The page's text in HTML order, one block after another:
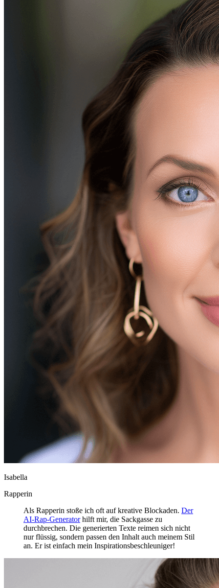
Isabella
Rapperin
Als Rapperin stoße ich oft auf kreative Blockaden. Der
AI-Rap-Generatorhilft mir, die Sackgasse zu
durchbrechen. Die generierten Texte reimen sich nicht
nur flüssig, sondern passen den Inhalt auch meinem Stil
an. Er ist einfach mein Inspirationsbeschleuniger!